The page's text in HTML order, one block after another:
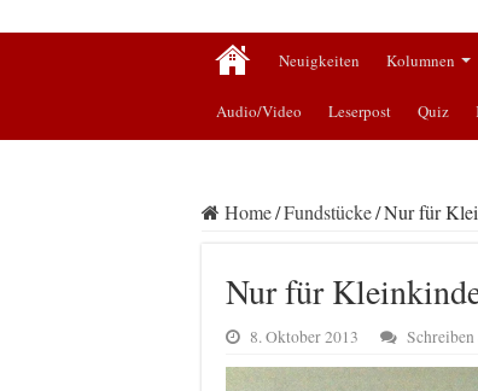
Neuigkeiten Kolumnen
Audio/Video Leserpost Quiz
Home/Fundstücke/Nur für
Nur für
8. Oktober 2013